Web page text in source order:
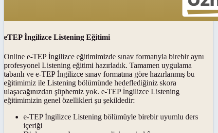
eTEP İngilizce Listening Eğitimi
Online e-TEP İngilizce eğitimimizde sınav formatıyla birebir aynı
profesyonel Listening eğitimi hazırladık. Tamamen uygulama
tabanlı ve e-TEP İngilizce sınav formatına göre hazırlanmış bu
eğitimimiz ile Listening bölümünde hedeflediğiniz skora
ulaşacağınızdan şüphemiz yok. e-TEP İngilizce Listening
eğitimimizin genel özellikleri şu şekildedir:
e-TEP İngilizce Listening bölümüyle birebir uyumlu ders
içeriği